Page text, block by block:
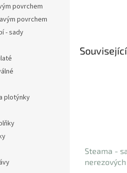
povrchem
povrchem
- sady
plotýnky
Steama -